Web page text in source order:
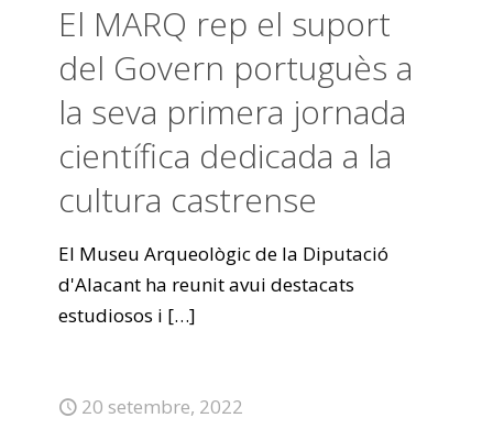
El MARQ rep el suport
del Govern portuguès a
la seva primera jornada
científica dedicada a la
cultura castrense
El Museu Arqueològic de la Diputació
d'Alacant ha reunit avui destacats
estudiosos i […]
20 setembre, 2022